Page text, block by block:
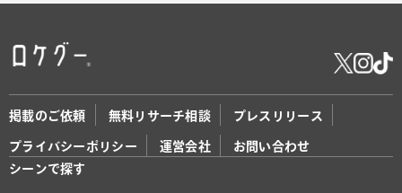
掲載のご依頼 無料リサーチ相談 プレスリリース
プライバシーポリシー 運営会社
お問い合わせ
シーンで探す